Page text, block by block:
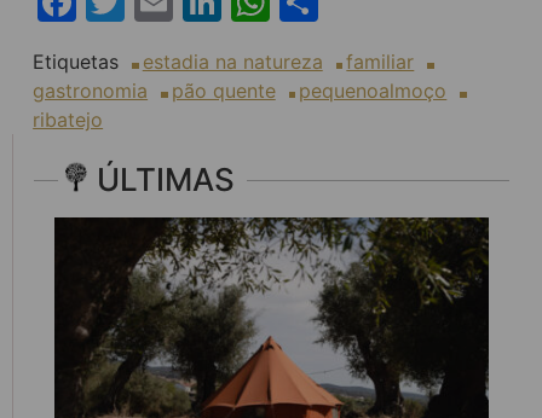
Etiquetas estadia na natureza
familiar
gastronomia
pão quente
pequenoalmoço
ribatejo
ÚLTIMAS